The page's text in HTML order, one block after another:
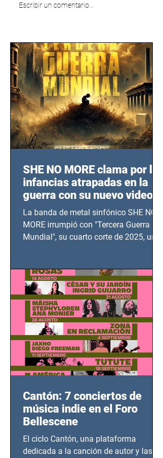
Escribir un comentario...
SHE NO MORE clama por las
infancias atrapadas en la
guerra con su nuevo video
TERCERA GUERRA
MUNDIAL
La banda de metal sinfónico SHE NO
MORE irrumpió con "Tercera Guerra
Mundial", su cuarto corte de 2025, un
bélicos.
Cantón: 7 conciertos de
música indie en el Foro
Bellescene
El ciclo Cantón, una plataforma
dedicada a la canción de autor y las